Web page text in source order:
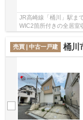
JR高崎線「桶川」駅ま
WIC2箇所付きの全居室
売買 | 中古一戸建
桶川